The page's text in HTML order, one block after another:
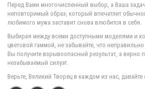
980.00грн.
Перед Вами многочисленный выбор, а Ваша
неповторимый образ, который впечатлит
любимого мужа заставит снова влюбится в себя.
Выбирая между всеми доступными моделями и
цветовой гаммой, не забывайте, что
Вы получите взрывоопасный результат, а верно
незабываемый силуэт.
Верьте, Великий Творец в каждом из нас, давайте